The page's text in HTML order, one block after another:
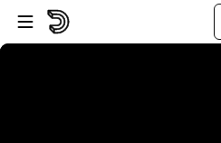
Đi đến trình phát
Đi đến nội dung chính